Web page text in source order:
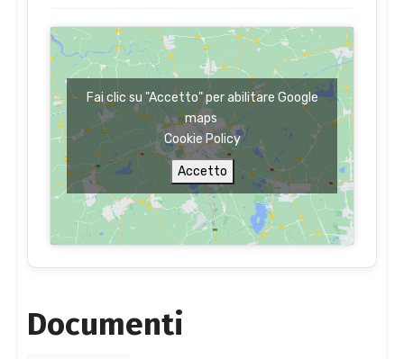
Fai clic su "Accetto" per abilitare Google
maps
Cookie Policy
Accetto
Documenti